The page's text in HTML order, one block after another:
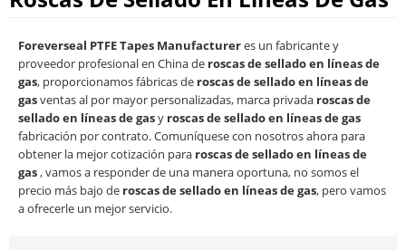
Foreverseal PTFE Tapes Manufactureres un fabricante y
proveedor profesional en China de roscas de sellado en líneas de
gas, proporcionamos fábricas de roscas de sellado en líneas de
gasventas al por mayor personalizadas, marca privada roscas de
sellado en líneas de gasy roscas de sellado en líneas de gas
fabricación por contrato. Comuníquese con nosotros ahora para
obtener la mejor cotización para roscas de sellado en líneas de
gas, vamos a responder de una manera oportuna, no somos el
precio más bajo de roscas de sellado en líneas de gas, pero vamos
a ofrecerle un mejor servicio.